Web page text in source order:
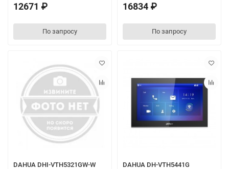
12671 ₽
По запросу
16834 ₽
По запросу
DAHUA DHI-VTH5321GW-W
DAHUA DH-VTH5441G